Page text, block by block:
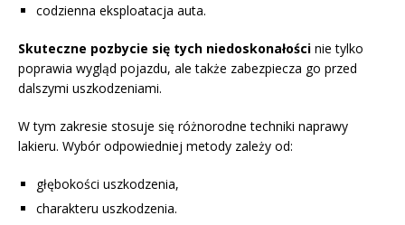
codzienna eksploatacja auta.
Skuteczne pozbycie się tych niedoskonałości nie tylko
poprawia wygląd pojazdu, ale także zabezpiecza go przed
dalszymi uszkodzeniami.
W tym zakresie stosuje się różnorodne techniki naprawy
lakieru. Wybór odpowiedniej metody zależy od:
głębokości uszkodzenia,
charakteru uszkodzenia.